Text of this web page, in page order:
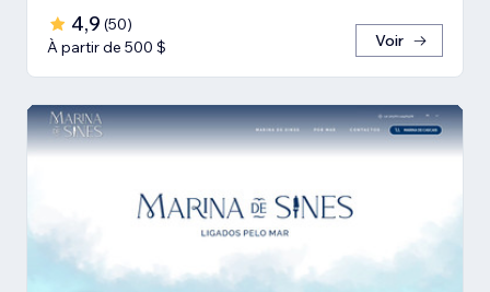
4,9 (50)
À partir de 500 $
Voir